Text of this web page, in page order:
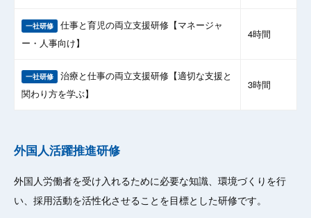
一社研修 仕事と育児の両立支援研修【マネージャ
ー・人事向け】
4時間
一社研修 治療と仕事の両立支援研修【適切な支援と
関わり方を学ぶ】
3時間
外国人活躍推進研修
外国人労働者を受け入れるために必要な知識、環境づくりを行
い、採用活動を活性化させることを目標とした研修です。